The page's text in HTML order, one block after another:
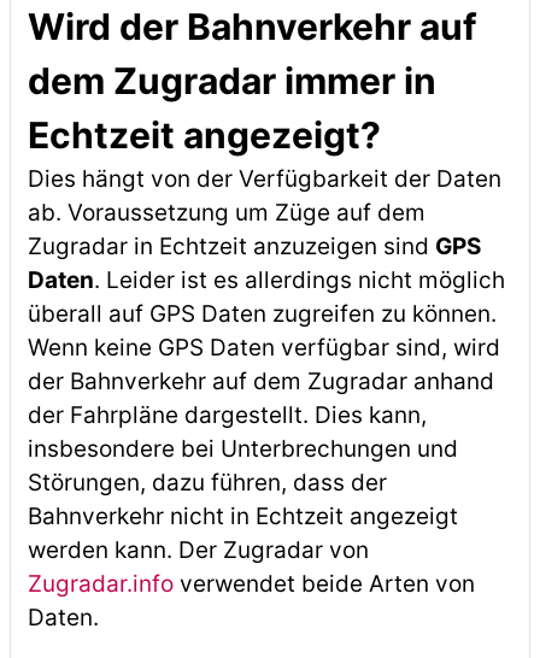
Wird der Bahnverkehr auf
dem Zugradar immer in
Echtzeit angezeigt?
Dies hängt von der Verfügbarkeit der Daten
ab. Voraussetzung um Züge auf dem
Zugradar in Echtzeit anzuzeigen sind GPS
Daten. Leider ist es allerdings nicht möglich
überall auf GPS Daten zugreifen zu können.
Wenn keine GPS Daten verfügbar sind, wird
der Bahnverkehr auf dem Zugradar anhand
der Fahrpläne dargestellt. Dies kann,
insbesondere bei Unterbrechungen und
Störungen, dazu führen, dass der
Bahnverkehr nicht in Echtzeit angezeigt
werden kann. Der Zugradar von
Zugradar.infoverwendet beide Arten von
Daten.